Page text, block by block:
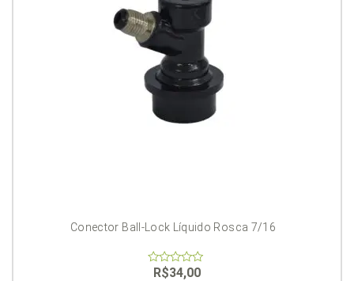
Conector Ball-Lock Líquido Rosca 7/16
R$34,00